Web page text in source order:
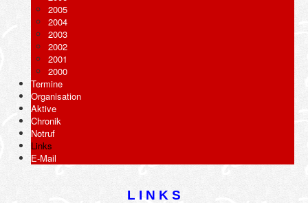
2005
2004
2003
2002
2001
2000
Termine
Organisation
Aktive
Chronik
Notruf
Links
E-Mail
L I N K S